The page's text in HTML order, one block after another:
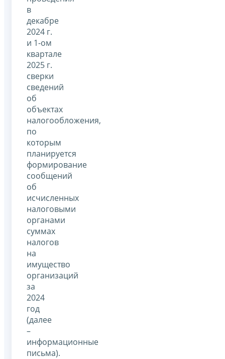
в
декабре
2024 г.
и 1-ом
квартале
2025 г.
сверки
сведений
об
объектах
налогообложения,
по
которым
планируется
формирование
сообщений
об
исчисленных
налоговыми
органами
суммах
налогов
на
имущество
организаций
за
2024
год
(далее
–
информационные
письма).